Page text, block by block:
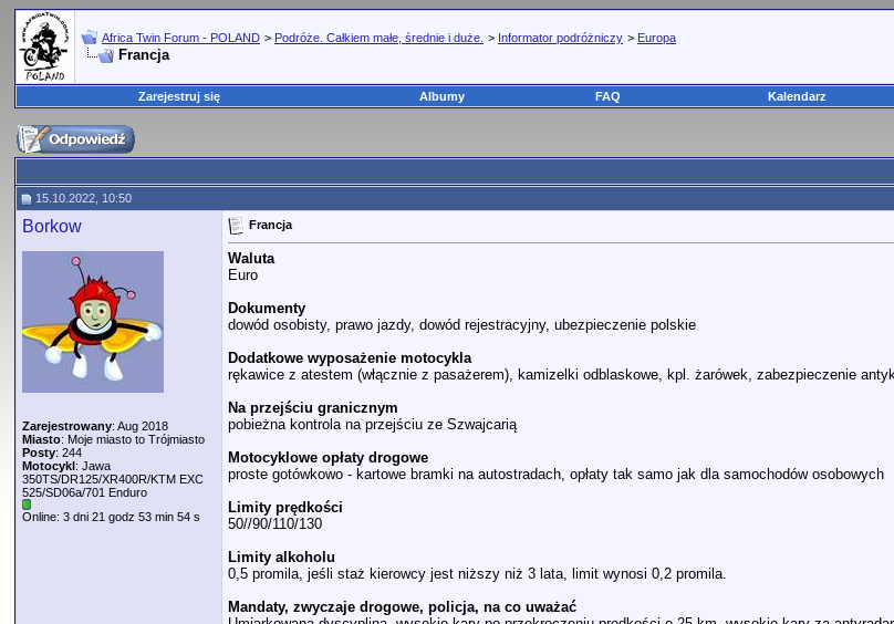
Africa Twin Forum - POLAND > Podróże. Całkiem małe, średnie i duże. > Informator podróżniczy > Europa
Francja
Zarejestruj się Albumy FAQ Kalendarz
15.10.2022, 10:50
Borkow
Zarejestrowany: Aug 2018
Miasto: Moje miasto to Trójmiasto
Posty: 244
Motocykl: Jawa
350TS/DR125/XR400R/KTM EXC
525/SD06a/701 Enduro
Online: 3 dni 21 godz 53 min 54 s
Francja
Waluta
Euro
Dokumenty
dowód osobisty, prawo jazdy, dowód rejestracyjny, ubezpieczenie polskie
Dodatkowe wyposażenie motocykla
rękawice z atestem (włącznie z pasażerem), kamizelki odblaskowe, kpl. żarówek, zabezpieczenie
Na przejściu granicznym
pobieżna kontrola na przejściu ze Szwajcarią
Motocyklowe opłaty drogowe
proste gotówkowo - kartowe bramki na autostradach, opłaty tak samo jak dla samochodów osobowych
Limity prędkości
50//90/110/130
Limity alkoholu
0,5 promila, jeśli staż kierowcy jest niższy niż 3 lata, limit wynosi 0,2 promila.
Mandaty, zwyczaje drogowe, policja, na co uważać